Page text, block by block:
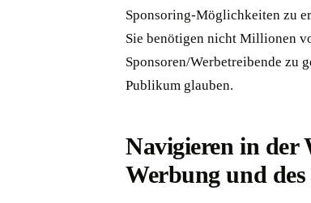
Sponsoring-Möglichkeiten zu
Sie benötigen nicht Millionen
Sponsoren/Werbetreibende zu
Publikum glauben.
Navigieren in der
Werbung und